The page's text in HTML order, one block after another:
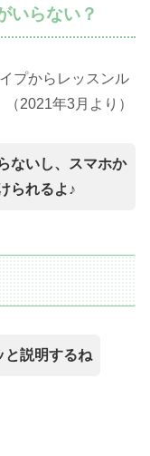
いらない？
プからレッスンル
2021年3月より）
ないし、スマホか
られるよ♪
と説明するね